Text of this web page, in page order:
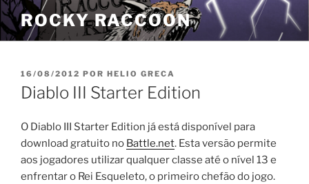
Pular
para
o
ROCKY RACCOON
PUBLICADO
EM
16/08/2012 POR HELIO GRECA
Diablo III Starter Edition
O Diablo III Starter Edition já está disponível para
download gratuito no Battle.net. Esta versão permite
aos jogadores utilizar qualquer classe até o nível 13 e
enfrentar o Rei Esqueleto, o primeiro chefão do jogo.